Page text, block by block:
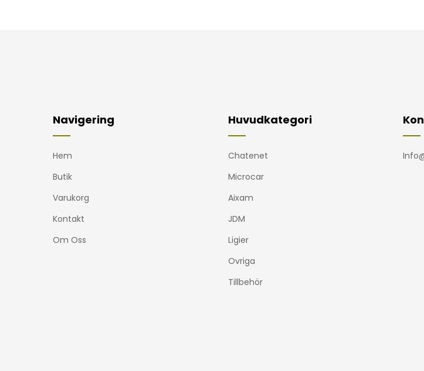
Navigering
Hem
Butik
Varukorg
Kontakt
Om Oss
Huvudkategori
Chatenet
Microcar
Aixam
JDM
Ligier
Ovriga
Tillbehör